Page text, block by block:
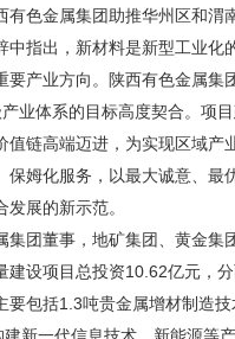
有色金属集团助推华州区和渭
中指出，新材料是新型工业化
要产业方向。陕西有色金属
业体系的目标高度契合。项
值链高端迈进，为实现区域产
保姆化服务，以最大诚意、最
展的新示范。
集团董事，地矿集团、黄金
建设项目总投资10.62亿元，
要包括1.3吨贵金属增材制造